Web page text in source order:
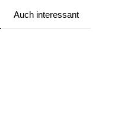
Auch interessant